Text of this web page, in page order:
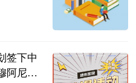
签下中
阿尼是